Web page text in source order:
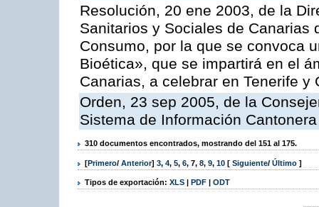
Resolución, 20 ene 2003, de la
Sanitarios y Sociales de Canarias
Consumo, por la que se convoca
Bioética», que se impartirá en el
Canarias, a celebrar en Tenerife y
Orden, 23 sep 2005, de la
Sistema de Información Cantonera
310 documentos encontrados, mostrando del 151 al 175.
[Primero/ Anterior] 3, 4, 5, 6, 7, 8, 9, 10 [ Siguiente/ Último ]
Tipos de exportación: XLS | PDF | ODT